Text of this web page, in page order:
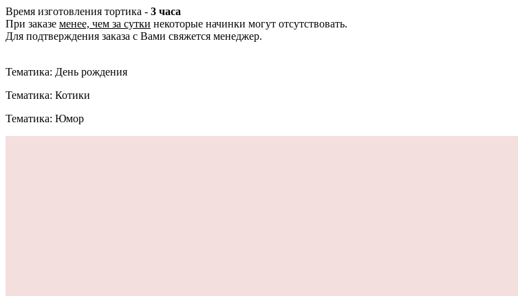
Время изготовления тортика - 3 часа
При заказе менее, чем за сутки некоторые начинки могут отсутствовать.
Для подтверждения заказа с Вами свяжется менеджер.
Тематика: День рождения
Тематика: Котики
Тематика: Юмор